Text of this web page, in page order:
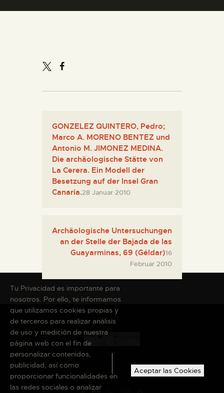
DEUTSCH
GONZELEZ QUINTERO, Pedro;
Marco A. MORENO BENTEZ und
Antonio M. JIMONEZ MEDINA.
Die archäologische Stätte von
La Cerera. Ein Modell der
Besetzung auf der Insel Gran
Canaria.28 Januar 2010
Archäologische Untersuchungen
an der Stelle der Bajada de las
Guayarminas, 69 (Géldar)16
Februar 2010
Tu Privacidad es importante para
nosotros. Por ello, te informamos
que utilizamos cookies propias y
de terceros para realizar análisis
de uso y medición de nuestra
página web con el fin de
personalizar contenidos,
publicidad, así como
proporcionar funcionalidades en
las redes sociales o analizar
Aceptar las Cookies